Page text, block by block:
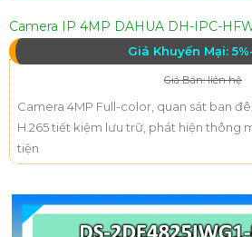
Camera IP 4MP DAHUA DH-IPC-
Giá Khuyến Mại:
Giá Bán: liên hệ
Camera 4MP Full-color, quan sát ban
H.265 tiết kiệm lưu trữ, phát hiện thông
tiện